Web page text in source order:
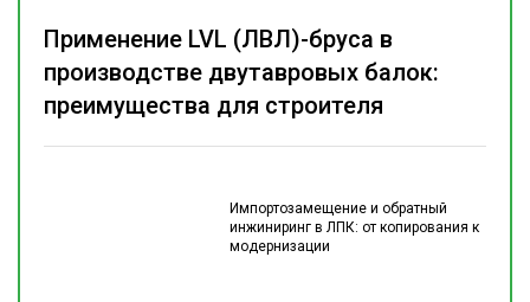
Импортозамещение и обратный
инжиниринг в ЛПК: от копирования к
модернизации
Применение LVL (ЛВЛ)-бруса в
производстве двутавровых балок:
преимущества для строителя